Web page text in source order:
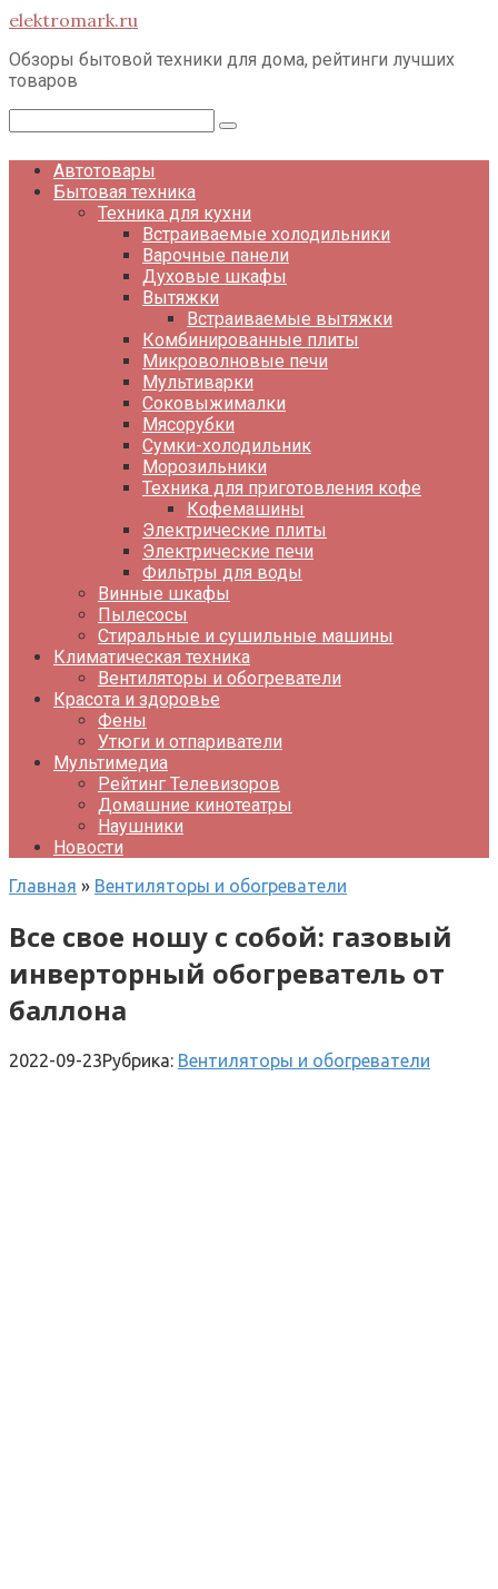
Перейти
контенту
elektromark.ru
Обзоры бытовой техники для дома, рейтинги лучших
товаров
Автотовары
Бытовая техника
Техника для кухни
Встраиваемые холодильники
Варочные панели
Духовые шкафы
Вытяжки
Встраиваемые вытяжки
Комбинированные плиты
Микроволновые печи
Мультиварки
Соковыжималки
Мясорубки
Сумки-холодильник
Морозильники
Техника для приготовления кофе
Кофемашины
Электрические плиты
Электрические печи
Фильтры для воды
Винные шкафы
Пылесосы
Стиральные и сушильные машины
Климатическая техника
Вентиляторы и обогреватели
Красота и здоровье
Фены
Утюги и отпариватели
Мультимедиа
Рейтинг Телевизоров
Домашние кинотеатры
Наушники
Новости
Главная » Вентиляторы и обогреватели
Все свое ношу с собой: газовый
инверторный обогреватель от
баллона
2022-09-23Рубрика: Вентиляторы и обогреватели